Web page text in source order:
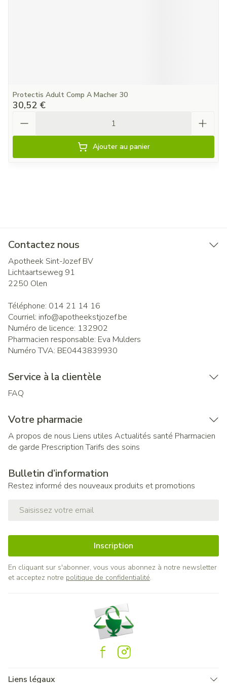
Protectis Adult Comp A Macher 30
30,52 €
Ajouter au panier
Contactez nous
Apotheek Sint-Jozef BV
Lichtaartseweg 91
2250 Olen
Téléphone: 014 21 14 16
Courriel: info@apotheekstjozef.be
Numéro de licence: 132902
Pharmacien responsable: Eva Mulders
Numéro TVA: BE0443839930
Service à la clientèle
FAQ
Votre pharmacie
A propos de nous Liens utiles Actualités santé Pharmacien
de garde Prescription Tarifs des soins
Bulletin d’information
Restez informé des nouveaux produits et promotions
Inscription
En cliquant sur s'abonner, vous vous abonnez à notre newsletter
et acceptez notre politique de confidentialité.
Liens légaux